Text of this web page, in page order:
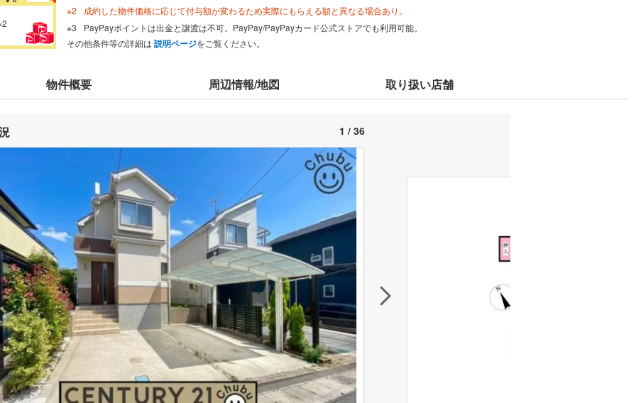
成約した物件価格に応じて付与額が変わるため実際にもらえる額と異なる場合あり。
PayPayポイントは出金と譲渡は不可。PayPay/PayPayカード公式ストアでも利用可能。
その他条件等の詳細は 説明ページをご覧ください。
物件概要 周辺情報/地図 取り扱い店舗
1 / 36